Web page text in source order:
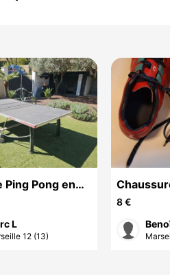
Ping Pong en
L
12 (13)
pointure
8 €